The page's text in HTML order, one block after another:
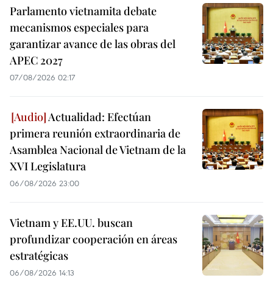
Parlamento vietnamita debate
mecanismos especiales para
garantizar avance de las obras del
APEC 2027
07/08/2026 02:17
Actualidad: Efectúan
primera reunión extraordinaria de
Asamblea Nacional de Vietnam de la
XVI Legislatura
06/08/2026 23:00
Vietnam y EE.UU. buscan
profundizar cooperación en áreas
estratégicas
06/08/2026 14:13